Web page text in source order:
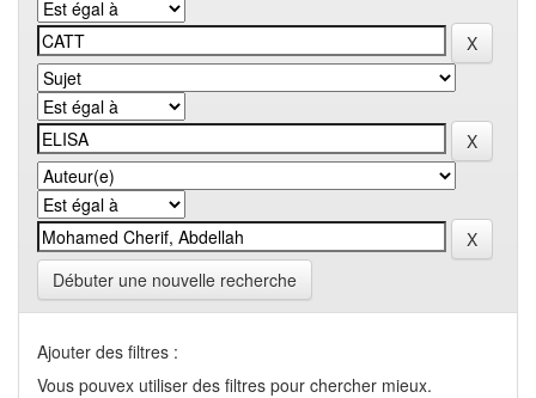
Débuter une nouvelle recherche
Ajouter des filtres :
Vous pouvex utiliser des filtres pour chercher mieux.